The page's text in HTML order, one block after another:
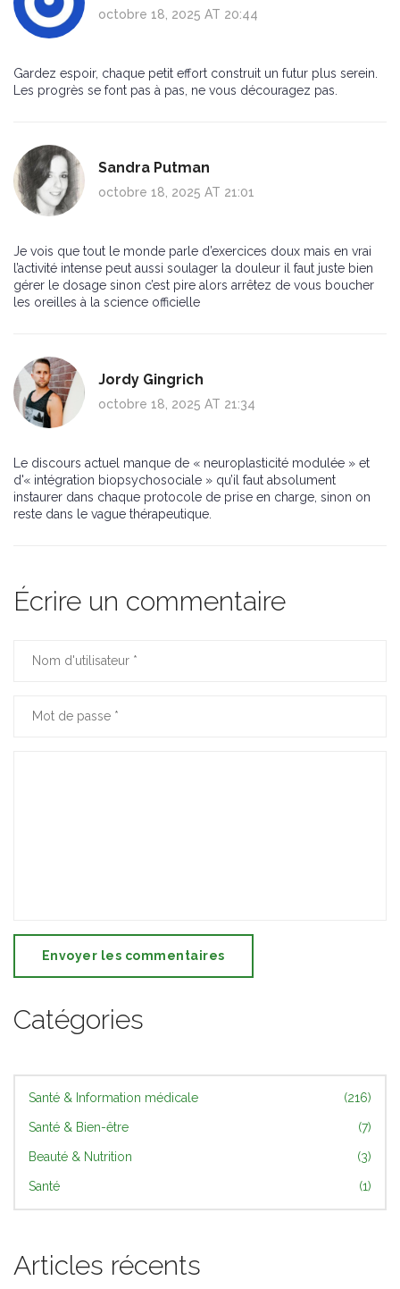
octobre 18, 2025 AT 20:44
Gardez espoir, chaque petit effort construit un futur plus serein.
Les progrès se font pas à pas, ne vous découragez pas.
Sandra Putman
octobre 18, 2025 AT 21:01
Je vois que tout le monde parle d’exercices doux mais en vrai
l’activité intense peut aussi soulager la douleur il faut juste bien
gérer le dosage sinon c’est pire alors arrêtez de vous boucher
les oreilles à la science officielle
Jordy Gingrich
octobre 18, 2025 AT 21:34
Le discours actuel manque de « neuroplasticité modulée » et
d'« intégration biopsychosociale » qu’il faut absolument
instaurer dans chaque protocole de prise en charge, sinon on
reste dans le vague thérapeutique.
Écrire un commentaire
Envoyer les commentaires
Catégories
Santé & Information médicale (216)
Santé & Bien-être (7)
Beauté & Nutrition (3)
Santé (1)
Articles récents